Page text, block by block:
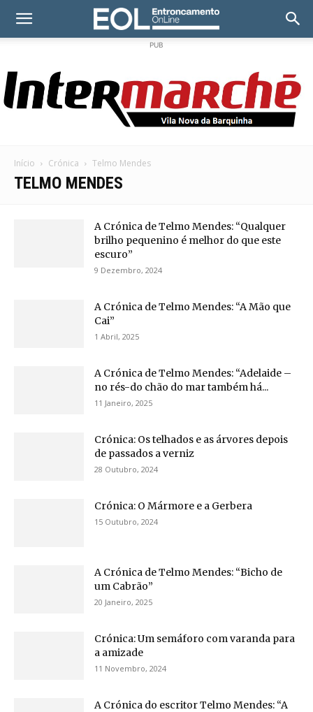
PUB
Início Crónica Telmo Mendes
TELMO MENDES
A Crónica de Telmo Mendes: “Qualquer
brilho pequenino é melhor do que este
escuro”
9 Dezembro, 2024
A Crónica de Telmo Mendes: “A Mão que
Cai”
1 Abril, 2025
A Crónica de Telmo Mendes: “Adelaide –
no rés-do chão do mar também há...
11 Janeiro, 2025
Crónica: Os telhados e as árvores depois
de passados a verniz
28 Outubro, 2024
Crónica: O Mármore e a Gerbera
15 Outubro, 2024
A Crónica de Telmo Mendes: “Bicho de
um Cabrão”
20 Janeiro, 2025
Crónica: Um semáforo com varanda para
a amizade
11 Novembro, 2024
A Crónica do escritor Telmo Mendes: “A